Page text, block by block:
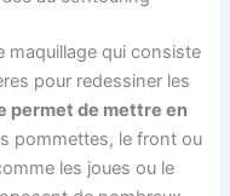
maquillage qui consiste
pour redessiner les
permet de mettre en
pommettes, le front ou
les joues ou le